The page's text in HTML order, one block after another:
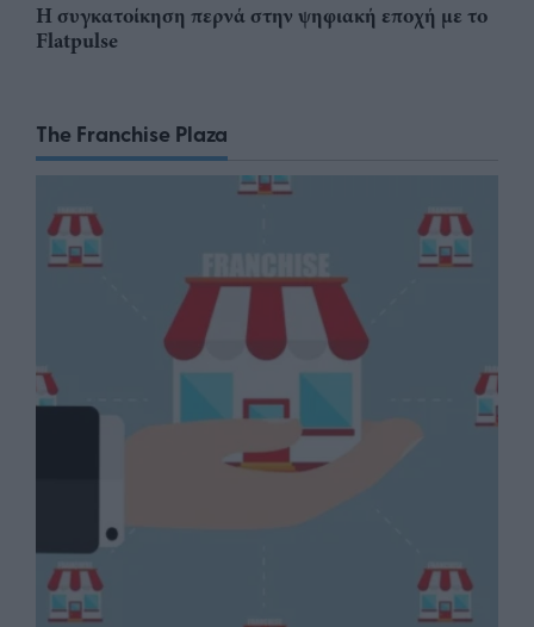
Η συγκατοίκηση περνά στην ψηφιακή εποχή με το
Flatpulse
The Franchise Plaza